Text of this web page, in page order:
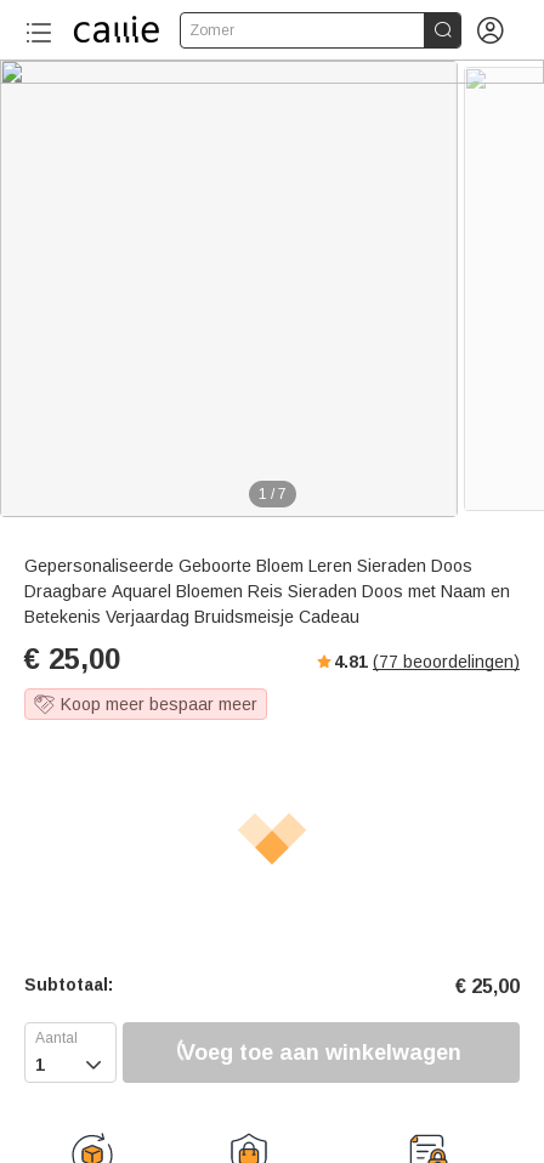
Zomer  
1 / 7
Gepersonaliseerde Geboorte Bloem Leren Sieraden Doos
Draagbare Aquarel Bloemen Reis Sieraden Doos met Naam en
Betekenis Verjaardag Bruidsmeisje Cadeau
€ 25,00 4.81 (77 beoordelingen)
Koop meer bespaar meer
Subtotaal: € 25,00
 Voeg toe aan winkelwagen